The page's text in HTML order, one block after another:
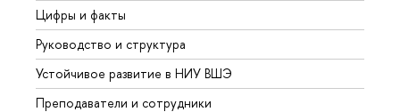
Цифры и факты
Руководство и структура
Устойчивое развитие в НИУ ВШЭ
Преподаватели и сотрудники